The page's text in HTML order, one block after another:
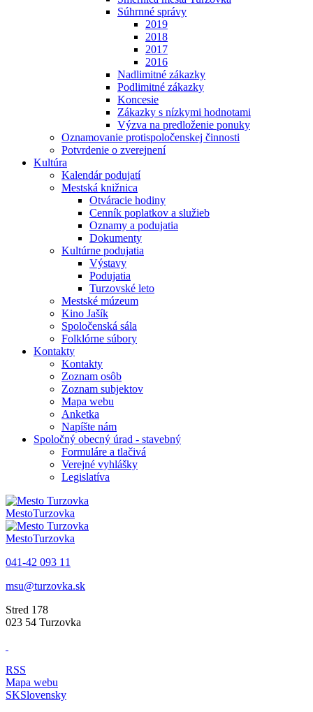
Súhrnné správy
2019
2018
2017
2016
Nadlimitné zákazky
Podlimitné zákazky
Koncesie
Zákazky s nízkymi hodnotami
Výzva na predloženie ponuky
Oznamovanie protispoločenskej činnosti
Potvrdenie o zverejnení
Kultúra
Kalendár podujatí
Mestská knižnica
Otváracie hodiny
Cenník poplatkov a služieb
Oznamy a podujatia
Dokumenty
Kultúrne podujatia
Výstavy
Podujatia
Turzovské leto
Mestské múzeum
Kino Jašík
Spoločenská sála
Folklórne súbory
Kontakty
Kontakty
Zoznam osôb
Zoznam subjektov
Mapa webu
Anketka
Napíšte nám
Spoločný obecný úrad - stavebný
Formuláre a tlačivá
Verejné vyhlášky
Legislatíva
MestoTurzovka
MestoTurzovka
041-42 093 11
msu@turzovka.sk
Stred 178
023 54 Turzovka
RSS
Mapa webu
SKSlovensky